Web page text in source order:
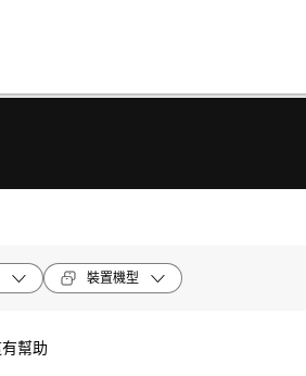
裝置機型
幫助